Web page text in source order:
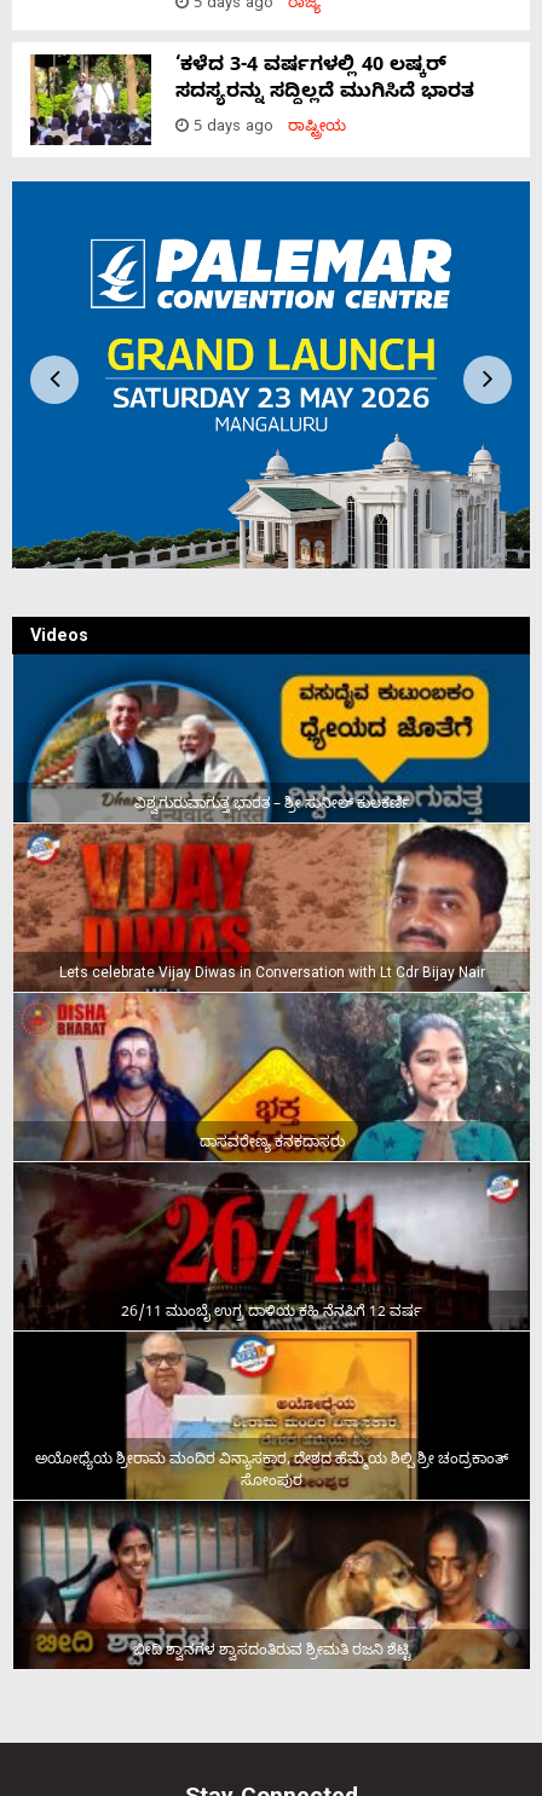
5 days ago ರಾಜ್ಯ
‘ಕಳೆದ 3-4 ವರ್ಷಗಳಲ್ಲಿ 40 ಲಷ್ಕರ್
ಸದಸ್ಯರನ್ನು ಸದ್ದಿಲ್ಲದೆ ಮುಗಿಸಿದೆ ಭಾರತ
5 days ago ರಾಷ್ಟ್ರೀಯ
Videos
ವಿಶ್ವಗುರುವಾಗುತ್ತ ಭಾರತ – ಶ್ರೀ ಸುನೀಲ್‌ ಕುಲಕರ್ಣಿ
Lets celebrate Vijay Diwas in Conversation with Lt Cdr Bijay Nair
ದಾಸವರೇಣ್ಯ ಕನಕದಾಸರು
26/11 ಮುಂಬೈ ಉಗ್ರ ದಾಳಿಯ ಕಹಿ ನೆನಪಿಗೆ 12 ವರ್ಷ
ಅಯೋಧ್ಯೆಯ ಶ್ರೀರಾಮ ಮಂದಿರ ವಿನ್ಯಾಸಕಾರ, ದೇಶದ ಹೆಮ್ಮೆಯ ಶಿಲ್ಪಿ ಶ್ರೀ ಚಂದ್ರಕಾಂತ್‌
ಸೋಂಪುರ
ಬೀದಿ ಶ್ವಾನಗಳ ಶ್ವಾಸದಂತಿರುವ ಶ್ರೀಮತಿ ರಜನಿ ಶೆಟ್ಟಿ